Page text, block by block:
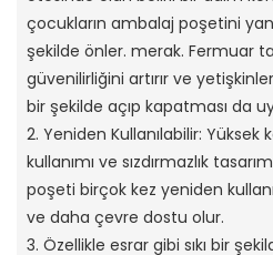
çocukların ambalaj poşetini
şekilde önler. merak. Fermuar
güvenilirliğini artırır ve
bir şekilde açıp kapatması da
2. Yeniden Kullanılabilir:
kullanımı ve sızdırmazlık
poşeti birçok kez yeniden
ve daha çevre dostu olur.
3. Özellikle esrar gibi sıkı bir